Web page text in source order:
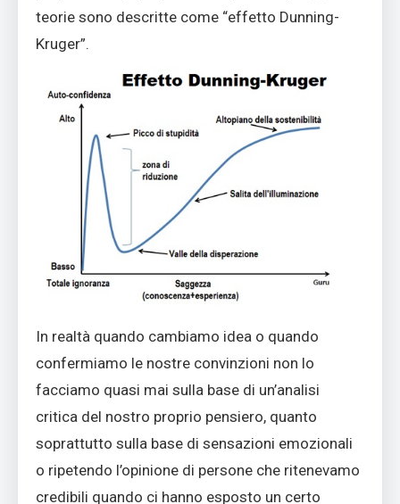
teorie sono descritte come “effetto Dunning-
Kruger”.
In realtà quando cambiamo idea o quando
confermiamo le nostre convinzioni non lo
facciamo quasi mai sulla base di un’analisi
critica del nostro proprio pensiero, quanto
soprattutto sulla base di sensazioni emozionali
o ripetendo l’opinione di persone che ritenevamo
credibili quando ci hanno esposto un certo